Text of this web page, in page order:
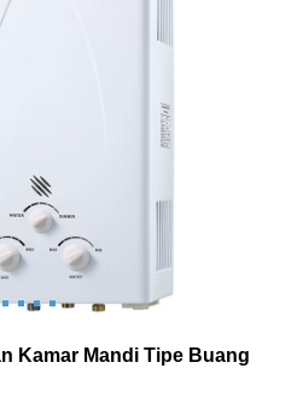
Kamar Mandi Tipe Buang